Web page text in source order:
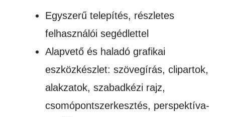
Egyszerű telepítés, részletes
felhasználói segédlettel
Alapvető és haladó grafikai
eszközkészlet: szövegírás, clipartok,
alakzatok, szabadkézi rajz,
csomópontszerkesztés, perspektíva-